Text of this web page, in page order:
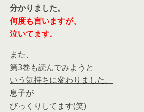
分かりました。
何度も言いますが、
泣いてます。
また、
第3巻も読んでみようと
いう気持ちに変わりました。
息子が
びっくりしてます(笑)